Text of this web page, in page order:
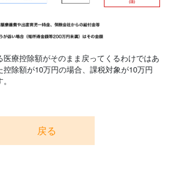
医療控除額がそのまま戻ってくるわけではあ
控除額が10万円の場合、課税対象が10万円
戻る